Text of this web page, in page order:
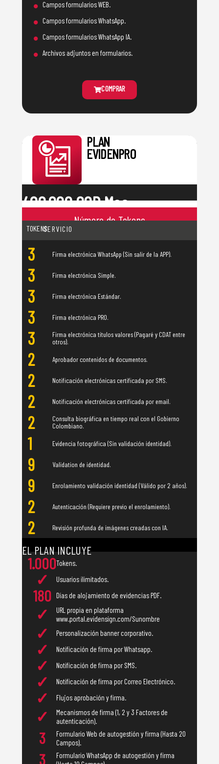
• Campos formularios WEB.
• Campos formularios WhatsApp.
• Campos formularios WhatsApp IA.
• Archivos adjuntos en formularios.
COMPRAR
PLAN
EVIDENPRO
400.000 COP Mes
1.000 TOKENS
Número de Tokens
TOKENSSERVICIO
3 Firma electrónica WhatsApp (Sin salir de la APP).
3 Firma electrónica Simple.
3 Firma electrónica Estándar.
3 Firma electrónica PRO.
3
Firma electrónica títulos valores (Pagaré y CDAT entre
otros).
2 Aprobador contenidos de documentos.
2 Notificación electrónicas certificada por SMS.
2 Notificación electrónicas certificada por email.
2
Consulta biográfica en tiempo real con el Gobierno
Colombiano.
1 Evidencia fotográfica (Sin validación identidad).
9 Validation de identidad.
9 Enrolamiento validación identidad (Válido por 2 años).
2 Autenticación (Requiere previo el enrolamiento).
2 Revisión profunda de imágenes creadas con IA.
Valor de un (1)Token 400 COP
EL PLAN INCLUYE
1.000Tokens.
✓ Usuarios ilimitados.
180 Días de alojamiento de evidencias PDF.
✓
URL propia en plataforma
www.portal.evidensign.com/Sunombre
✓ Personalización banner corporativo.
✓ Notificación de firma por Whatsapp.
✓ Notificación de firma por SMS.
✓ Notificación de firma por Correo Electrónico.
✓ Flujos aprobación y firma.
✓
Mecanismos de firma (1, 2 y 3 Factores de
autenticación).
3
Formulario Web de autogestión y firma (Hasta 20
Campos).
3
Formulario WhatsApp de autogestión y firma